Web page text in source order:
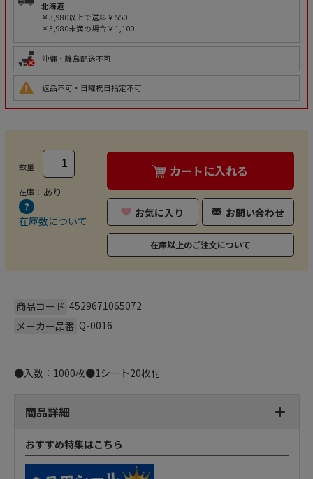
北海道
￥3,980以上で送料￥550
￥3,980未満の場合￥1,100
沖縄・離島配送不可
返品不可・日曜祝日指定不可
数量
在庫： あり
在庫数について
カートに入れる
お気に入り お問い合わせ
在庫以上のご注文について
商品コード 4529671065072
メーカー品番 Q-0016
●入数：1000枚●1シート20枚付
商品詳細
おすすめ特集はこちら